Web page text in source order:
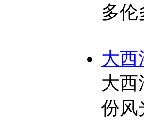
多伦
大西
大西
份风